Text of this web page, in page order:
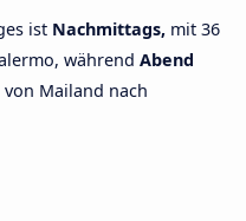
ist Nachmittags, mit 36
während Abend
Mailand nach